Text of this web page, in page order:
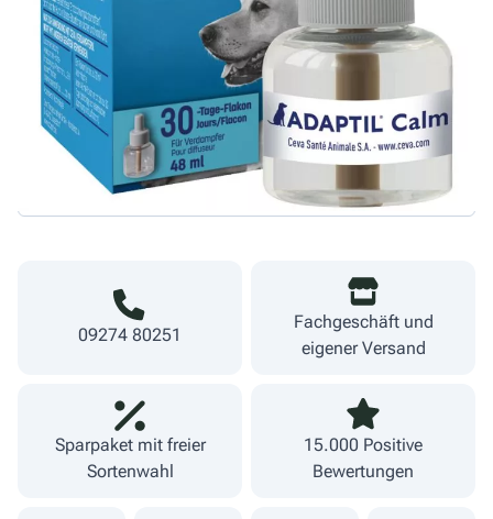
24,90 €
518,75 €/L
Menge
Warenkorb
inkl. MwSt.zzgl. Versand Lieferzeit 1-3 Werktage
09274 80251
Fachgeschäft und
eigener Versand
Sparpaket mit freier
Sortenwahl
15.000 Positive
Bewertungen